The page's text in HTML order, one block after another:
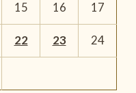
15 16 17
22 23 24